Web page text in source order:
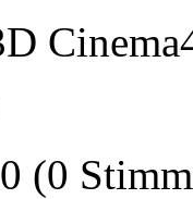
(0